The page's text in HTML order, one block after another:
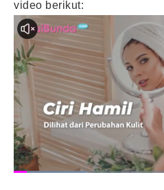
video berikut: